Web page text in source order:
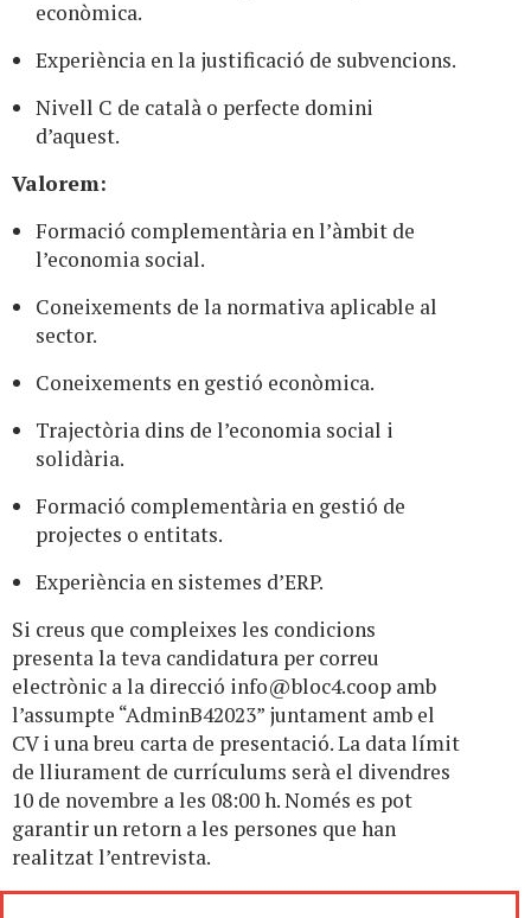
econòmica.
Experiència en la justificació de subvencions.
Nivell C de català o perfecte domini
d’aquest.
Valorem:
Formació complementària en l’àmbit de
l’economia social.
Coneixements de la normativa aplicable al
sector.
Coneixements en gestió econòmica.
Trajectòria dins de l’economia social i
solidària.
Formació complementària en gestió de
projectes o entitats.
Experiència en sistemes d’ERP.
Si creus que compleixes les condicions
presenta la teva candidatura per correu
electrònic a la direcció info@bloc4.coop amb
l’assumpte “AdminB42023” juntament amb el
CV i una breu carta de presentació. La data límit
de lliurament de currículums serà el divendres
10 de novembre a les 08:00 h. Només es pot
garantir un retorn a les persones que han
realitzat l’entrevista.